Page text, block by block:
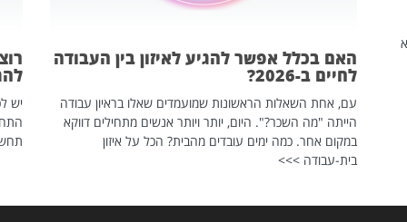
האם בכלל אפשר להגיע לאיזון בין העבודה
לחיים ב-2026?
עם, אחת השאלות הראשונות שמועמדים שאלו בראיון עבודה
הייתה "מה השכר?". היום, יותר ויותר אנשים מתחילים דווקא
במקום אחר. כמה ימים עובדים מהבית? הכל על איזון
בית-עבודה >>>
יש